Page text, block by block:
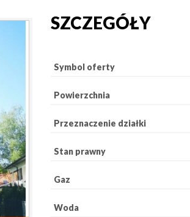
SZCZEGÓŁY
Symbol oferty
Powierzchnia
Przeznaczenie działki
Stan prawny
Gaz
Woda